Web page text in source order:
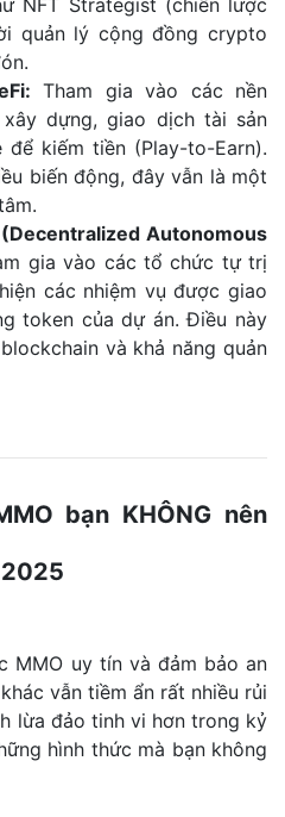
quản lý cộng đồng crypto
Tham gia vào các nền
dựng, giao dịch tài sản
để kiếm tiền (Play-to-Earn).
biến động, đây vẫn là một
Autonomous
gia vào các tổ chức tự trị
các nhiệm vụ được giao
token của dự án. Điều này
và khả năng quản
bạn KHÔNG nên
MMO uy tín và đảm bảo an
vẫn tiềm ẩn rất nhiều rủi
lừa đảo tinh vi hơn trong kỷ
hình thức mà bạn không